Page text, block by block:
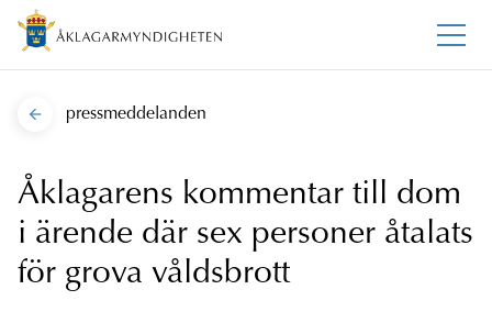
pressmeddelanden
Åklagarens kommentar till dom
i ärende där sex personer åtalats
för grova våldsbrott